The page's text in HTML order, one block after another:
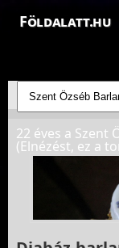
Földalatt.hu
Felfedezések a
22 éves a Szent
(Elnézést, ez a